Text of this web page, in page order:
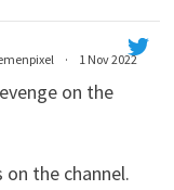
· 1 Nov 2022
on the
the channel.